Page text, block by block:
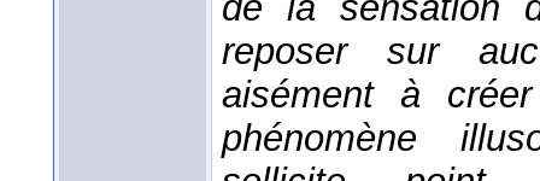
reposer sur
aisément à
phénomène